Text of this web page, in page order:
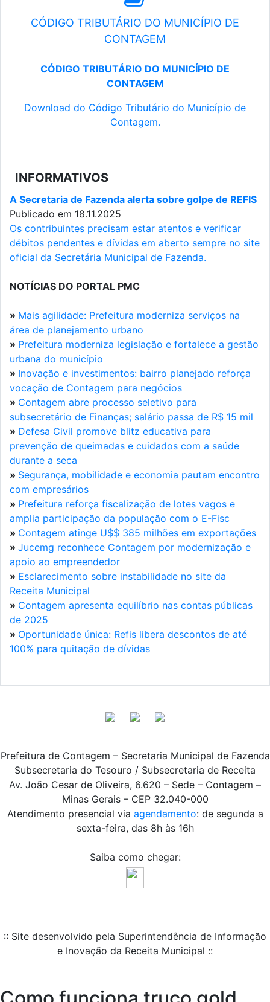
CÓDIGO TRIBUTÁRIO DO MUNICÍPIO DE
CONTAGEM
CÓDIGO TRIBUTÁRIO DO MUNICÍPIO DE
CONTAGEM
Download do Código Tributário do Município de
Contagem.
INFORMATIVOS
A Secretaria de Fazenda alerta sobre golpe de REFIS
Publicado em 18.11.2025
Os contribuintes precisam estar atentos e verificar
débitos pendentes e dívidas em aberto sempre no site
oficial da Secretária Municipal de Fazenda.
NOTÍCIAS DO PORTAL PMC
» Mais agilidade: Prefeitura moderniza serviços na
área de planejamento urbano
» Prefeitura moderniza legislação e fortalece a gestão
urbana do município
» Inovação e investimentos: bairro planejado reforça
vocação de Contagem para negócios
» Contagem abre processo seletivo para
subsecretário de Finanças; salário passa de R$ 15 mil
» Defesa Civil promove blitz educativa para
prevenção de queimadas e cuidados com a saúde
durante a seca
» Segurança, mobilidade e economia pautam encontro
com empresários
» Prefeitura reforça fiscalização de lotes vagos e
amplia participação da população com o E-Fisc
» Contagem atinge U$$ 385 milhões em exportações
» Jucemg reconhece Contagem por modernização e
apoio ao empreendedor
» Esclarecimento sobre instabilidade no site da
Receita Municipal
» Contagem apresenta equilíbrio nas contas públicas
de 2025
» Oportunidade única: Refis libera descontos de até
100% para quitação de dívidas
Prefeitura de Contagem – Secretaria Municipal de Fazenda
Subsecretaria do Tesouro / Subsecretaria de Receita
Av. João Cesar de Oliveira, 6.620 – Sede – Contagem –
Minas Gerais – CEP 32.040-000
Atendimento presencial via agendamento: de segunda a
sexta-feira, das 8h às 16h
Saiba como chegar:
:: Site desenvolvido pela Superintendência de Informação
e Inovação da Receita Municipal ::